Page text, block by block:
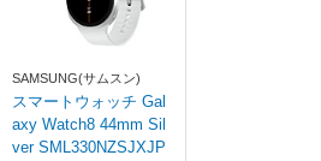
SAMSUNG(サムスン)
スマートウォッチ Gal
axy Watch8 44mm Sil
ver SML330NZSJXJP